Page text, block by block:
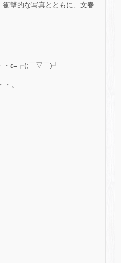
撃的な写真とともに、文春
・ε=┏(;￣▽￣)┛
。